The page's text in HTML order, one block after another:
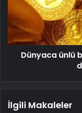
Dünyaca ünlü
İlgili Makaleler